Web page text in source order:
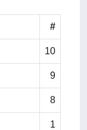
#
10
9
8
1